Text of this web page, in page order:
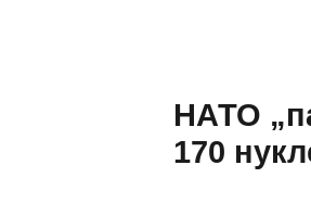
НАТО
170